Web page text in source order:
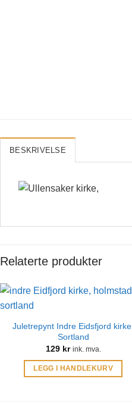
BESKRIVELSE
Relaterte produkter
Juletrepynt Indre Eidsfjord kirke,
Sortland
129 kr ink. mva.
LEGG I HANDLEKURV